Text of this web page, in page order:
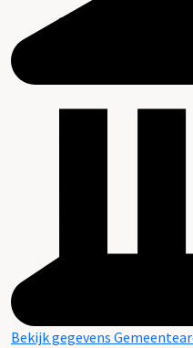
Bekijk gegevens